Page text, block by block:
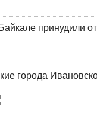
принудили
города